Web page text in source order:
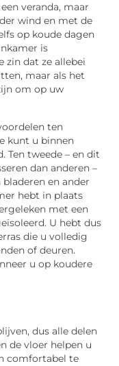
veranda, maar
wind en met de
op koude dagen
is
zin dat ze allebei
maar als het
om op uw
ten
kunt u binnen
Ten tweede – en dit
dan anderen –
en ander
hebt in plaats
met een
U hebt dus
die u volledig
of deuren.
u op koudere
dus alle delen
de vloer helpen u
comfortabel te